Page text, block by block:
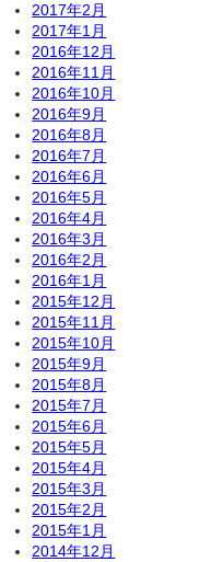
2017年2月
2017年1月
2016年12月
2016年11月
2016年10月
2016年9月
2016年8月
2016年7月
2016年6月
2016年5月
2016年4月
2016年3月
2016年2月
2016年1月
2015年12月
2015年11月
2015年10月
2015年9月
2015年8月
2015年7月
2015年6月
2015年5月
2015年4月
2015年3月
2015年2月
2015年1月
2014年12月